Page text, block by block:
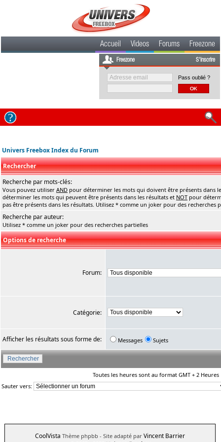
Accueil Videos Forums Freezone
Freezone S'inscrire
Pass oublié ?
Univers Freebox Index du Forum
Rechercher
Recherche par mots-clés:
Vous pouvez utiliser AND pour déterminer les mots qui doivent être présents dans
déterminer les mots qui peuvent être présents dans les résultats et NOT pour
pas être présents dans les résultats. Utilisez * comme un joker pour des recherches
Recherche par auteur:
Utilisez * comme un joker pour des recherches partielles
Options de recherche
Forum:
Catégorie:
Afficher les résultats sous forme de: Messages Sujets
Toutes les heures sont au format GMT + 2 Heures
Sauter vers:
CoolVista Thème phpbb - Site adapté par Vincent Barrier